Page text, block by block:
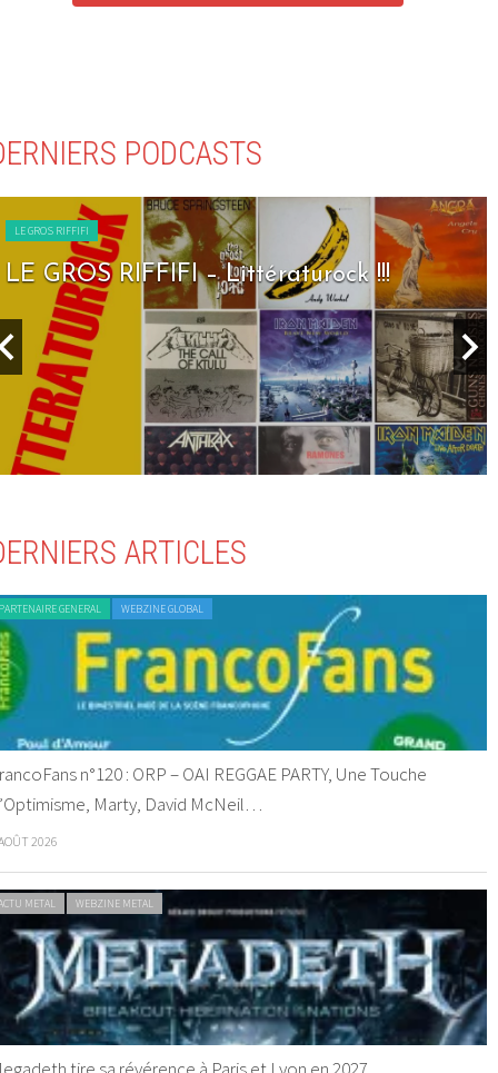
PODCASTS
LE GROS RIFFIFI
LE GROS RIFFIFI – Littératurock !!!
ARTICLES
GENERAL WEBZINE GLOBAL
n°120 : ORP – OAI REGGAE PARTY, Une Touche
Marty, David McNeil…
2026
METAL WEBZINE METAL